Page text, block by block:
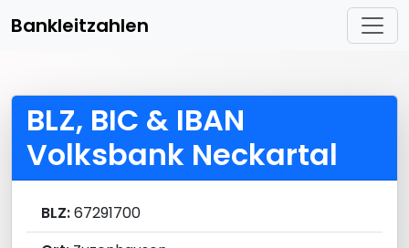
Bankleitzahlen
BLZ, BIC & IBAN
Volksbank Neckartal
BLZ:67291700